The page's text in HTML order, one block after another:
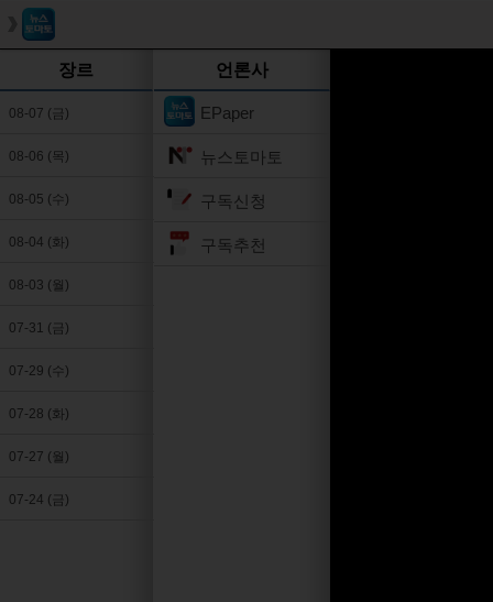
장르
08-07 (금)
08-06 (목)
08-05 (수)
08-04 (화)
08-03 (월)
07-31 (금)
07-29 (수)
07-28 (화)
07-27 (월)
07-24 (금)
언론사
EPaper
뉴스토마토
구독신청
구독추천